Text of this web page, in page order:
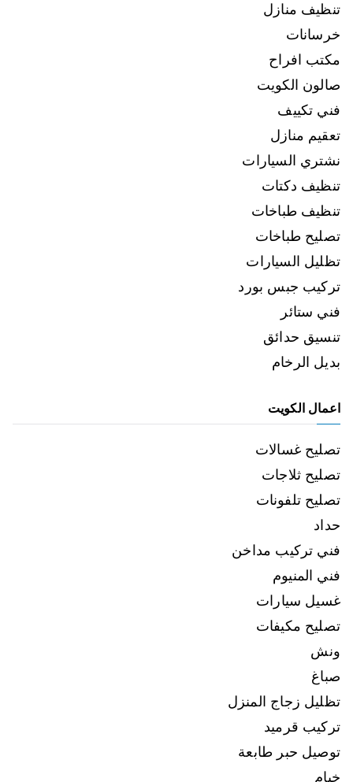
تنظيف منازل
خرسانات
مكتب افراح
صالون الكويت
فني تكييف
تعقيم منازل
نشتري السيارات
تنظيف دكتات
تنظيف طباخات
تصليح طباخات
تظليل السيارات
تركيب جبس بورد
فني ستائر
تنسيق حدائق
بديل الرخام
اعمال الكويت
تصليح غسالات
تصليح ثلاجات
تصليح تلفونات
حداد
فني تركيب مداخن
فني المنيوم
غسيل سيارات
تصليح مكيفات
ونش
صباغ
تظليل زجاج المنزل
تركيب قرميد
توصيل حبر طابعة
خيام